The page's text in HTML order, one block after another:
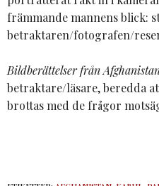
främmande mannens blick:
betraktaren/fotografen/
Bildberättelser från
betraktare/läsare, beredda
brottas med de frågor